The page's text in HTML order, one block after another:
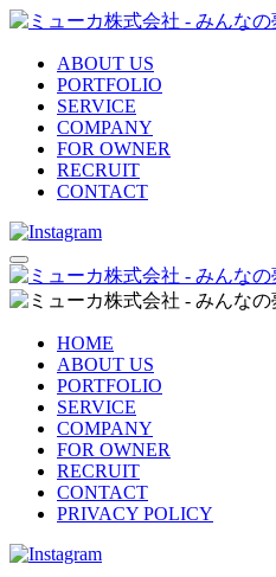
ABOUT US
PORTFOLIO
SERVICE
COMPANY
FOR OWNER
RECRUIT
CONTACT
HOME
ABOUT US
PORTFOLIO
SERVICE
COMPANY
FOR OWNER
RECRUIT
CONTACT
PRIVACY POLICY